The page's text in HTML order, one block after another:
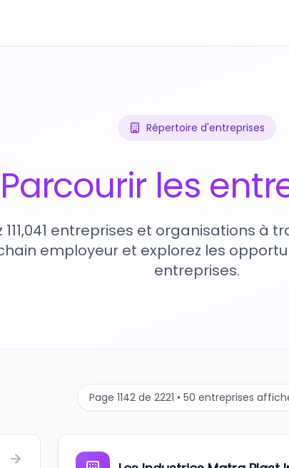
Répertoire d'entreprises
Parcourir les
111,041 entreprises et organisations à
employeur et explorez les
entreprises.
Page 1142 de 2221 • 50 entreprises